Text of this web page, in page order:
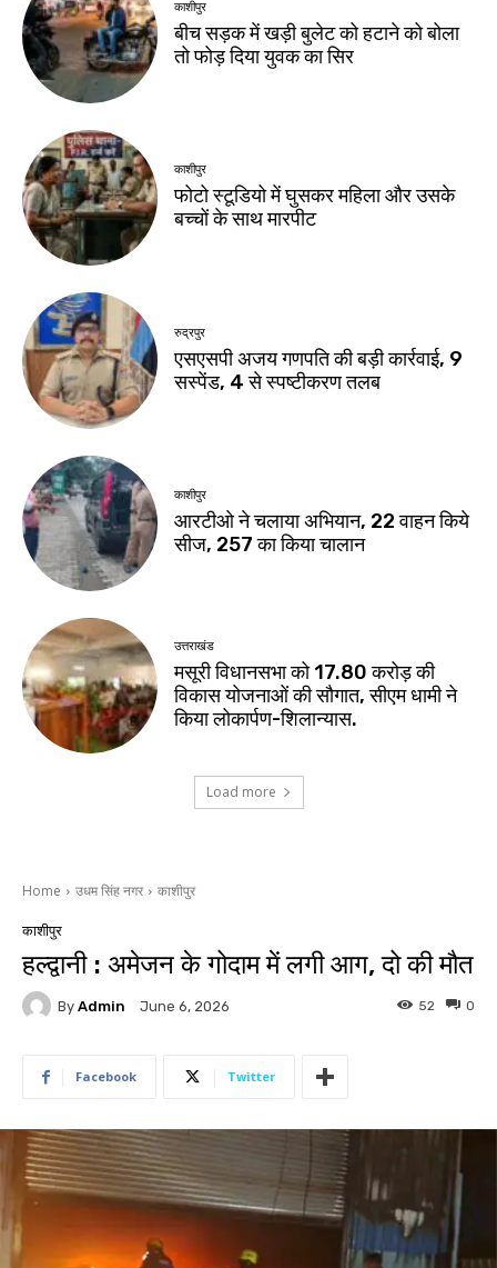
काशीपुर
बीच सड़क में खड़ी बुलेट को हटाने को बोला
तो फोड़ दिया युवक का सिर
काशीपुर
फोटो स्टूडियो में घुसकर महिला और उसके
बच्चों के साथ मारपीट
रुद्रपुर
एसएसपी अजय गणपति की बड़ी कार्रवाई, 9
सस्पेंड, 4 से स्पष्टीकरण तलब
काशीपुर
आरटीओ ने चलाया अभियान, 22 वाहन किये
सीज, 257 का किया चालान
उत्तराखंड
मसूरी विधानसभा को 17.80 करोड़ की
विकास योजनाओं की सौगात, सीएम धामी ने
किया लोकार्पण-शिलान्यास.
Load more